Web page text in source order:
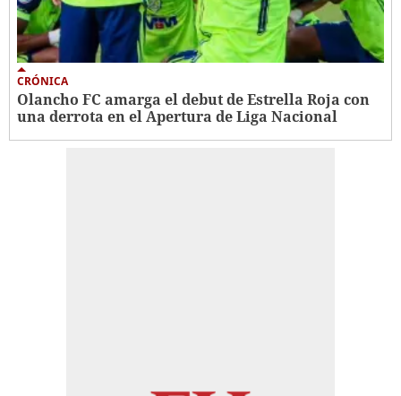
CRÓNICA
Olancho FC amarga el debut de Estrella Roja con
una derrota en el Apertura de Liga Nacional